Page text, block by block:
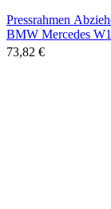
Pressrahmen
BMW Mercedes
73,82 €